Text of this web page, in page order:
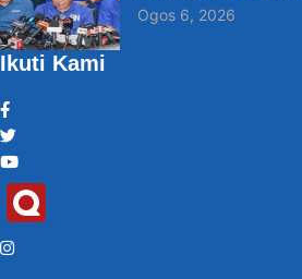
Ogos 6, 2026
Ikuti Kami